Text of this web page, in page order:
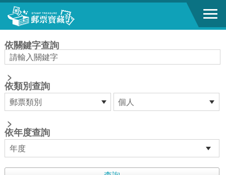
跳到主要內容區塊
依關鍵字查詢
>
依類別查詢
>
依年度查詢